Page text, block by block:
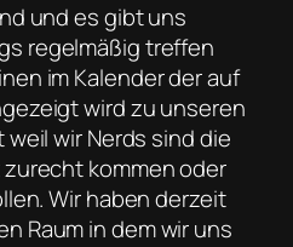
und es gibt uns
regelmäßig treffen
im Kalender der auf
wird zu unseren
wir Nerds sind die
kommen oder
Wir haben derzeit
Raum in dem wir uns